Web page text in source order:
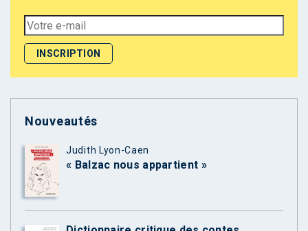
Nouveautés
Judith Lyon-Caen
« Balzac nous appartient »